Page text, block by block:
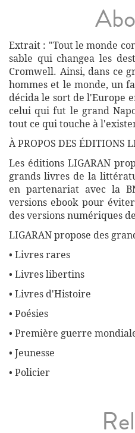
Extrait : "Tout le monde
sable qui changea les
Cromwell. Ainsi, dans ce
hommes et le monde, un
décida le sort de l'Europe
celui qui fut le grand
tout ce qui touche à
À PROPOS DES ÉDITIONS
Les éditions LIGARAN
grands livres de la
en partenariat avec la
versions ebook pour
des versions numériques
LIGARAN propose des
• Livres rares
• Livres libertins
• Livres d'Histoire
• Poésies
• Première guerre
• Jeunesse
• Policier